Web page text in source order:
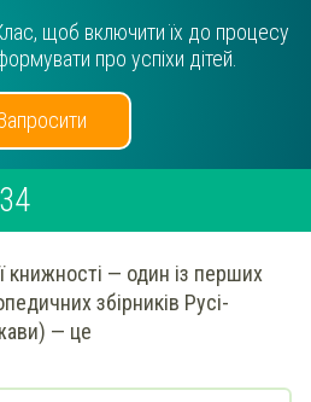
щоб включити їх до процесу
про успіхи дітей.
книжності — один із перших
збірників Русі-
— це